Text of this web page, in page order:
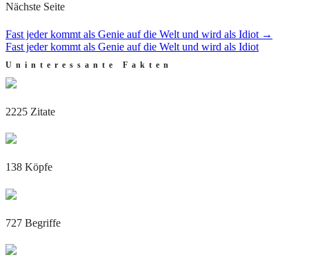
Nächste Seite
Fast jeder kommt als Genie auf die Welt und wird als Idiot →
Fast jeder kommt als Genie auf die Welt und wird als Idiot
Uninteressante Fakten
2225 Zitate
138 Köpfe
727 Begriffe